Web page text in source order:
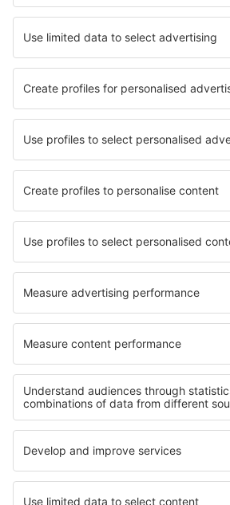
Hotels in Brooklyn Hotels in Tampa
Beste hotels - steden
Hotels in San Pedro Norte Hotels in
Hotels in Molina De Aragon Hotels in
Hotels in Sierra de Outes Hotels in
Hotels in Lake Nacimiento
Hotels in Capitol Reef National Park
Hotels in Olympic National Park
Hotels op Formentera Hotels in
Hotels in District Iași Hotels in